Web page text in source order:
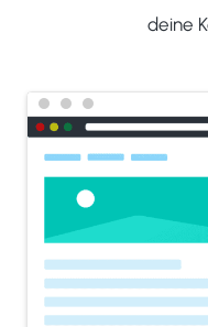
deine